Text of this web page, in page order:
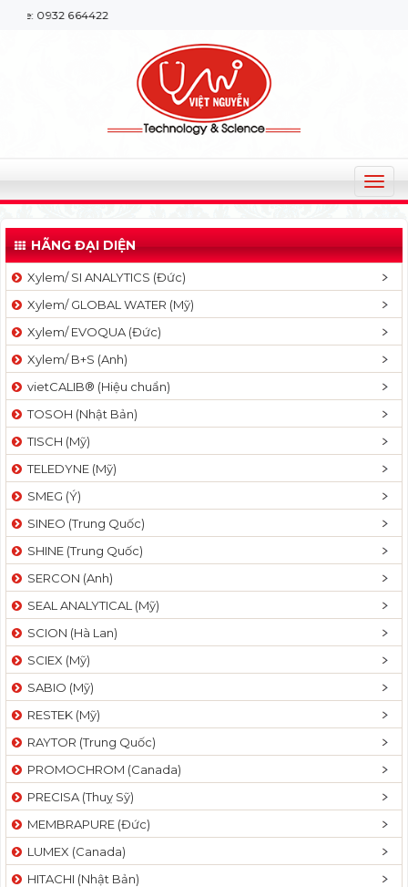
664422
T
o
g
l
v
a
t
n
HÃNG ĐẠI DIỆN
Xylem/ SI ANALYTICS (Đức)
Xylem/ GLOBAL WATER (Mỹ)
Xylem/ EVOQUA (Đức)
Xylem/ B+S (Anh)
vietCALIB® (Hiệu chuẩn)
TOSOH (Nhật Bản)
TISCH (Mỹ)
TELEDYNE (Mỹ)
SMEG (Ý)
SINEO (Trung Quốc)
SHINE (Trung Quốc)
SERCON (Anh)
SEAL ANALYTICAL (Mỹ)
SCION (Hà Lan)
SCIEX (Mỹ)
SABIO (Mỹ)
RESTEK (Mỹ)
RAYTOR (Trung Quốc)
PROMOCHROM (Canada)
PRECISA (Thuỵ Sỹ)
MEMBRAPURE (Đức)
LUMEX (Canada)
HITACHI (Nhật Bản)